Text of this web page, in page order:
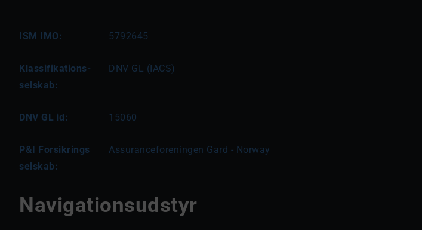
ISM IMO: 5792645
Klassifikations-
selskab:
DNV GL (IACS)
DNV GL id: 15060
P&I Forsikrings
selskab:
Assuranceforeningen Gard - Norway
Navigationsudstyr